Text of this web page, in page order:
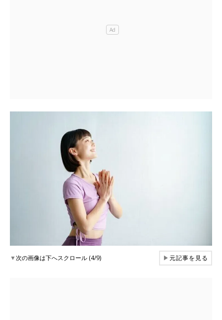
▼次の画像は下へスクロール (4/9) ▶元記事を見る